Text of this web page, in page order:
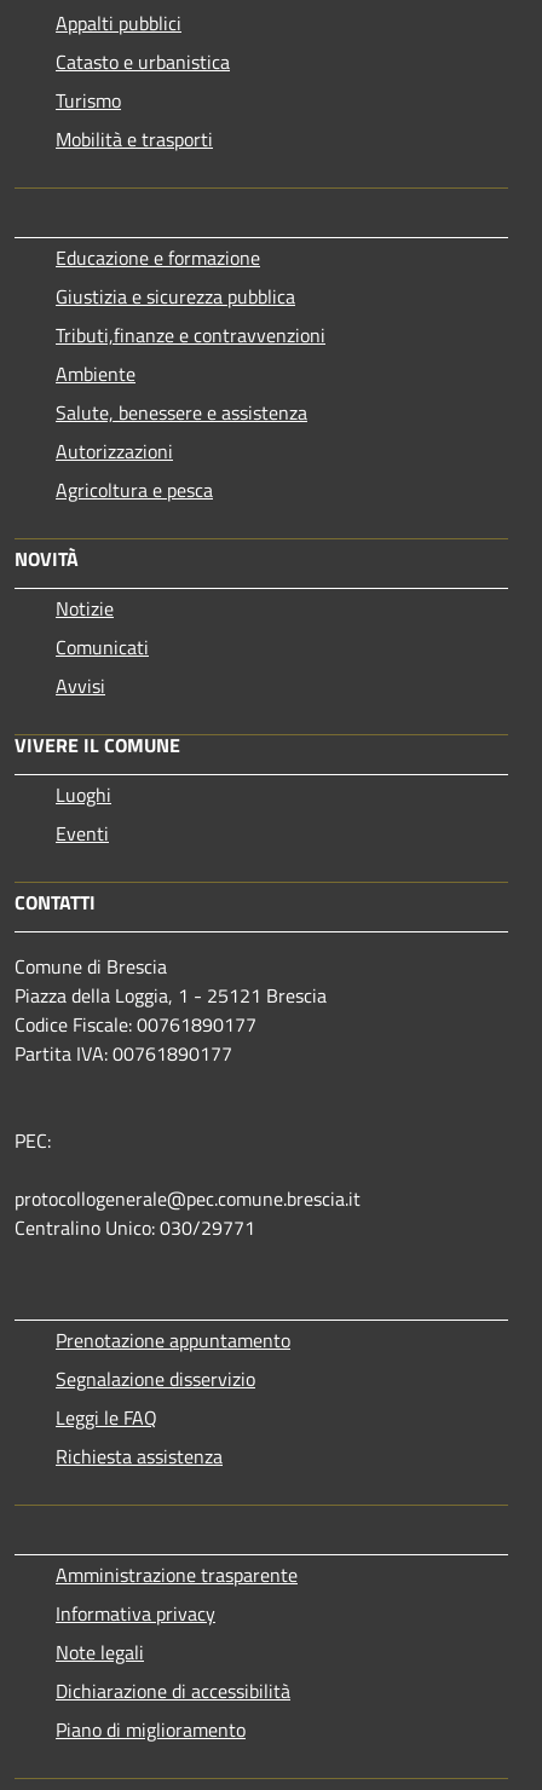
Appalti pubblici
Catasto e urbanistica
Turismo
Mobilità e trasporti
Educazione e formazione
Giustizia e sicurezza pubblica
Tributi,finanze e contravvenzioni
Ambiente
Salute, benessere e assistenza
Autorizzazioni
Agricoltura e pesca
NOVITÀ
Notizie
Comunicati
Avvisi
VIVERE IL COMUNE
Luoghi
Eventi
CONTATTI
Comune di Brescia
Piazza della Loggia, 1 - 25121 Brescia
Codice Fiscale: 00761890177
Partita IVA: 00761890177
PEC:
protocollogenerale@pec.comune.brescia.it
Centralino Unico: 030/29771
Prenotazione appuntamento
Segnalazione disservizio
Leggi le FAQ
Richiesta assistenza
Amministrazione trasparente
Informativa privacy
Note legali
Dichiarazione di accessibilità
Piano di miglioramento